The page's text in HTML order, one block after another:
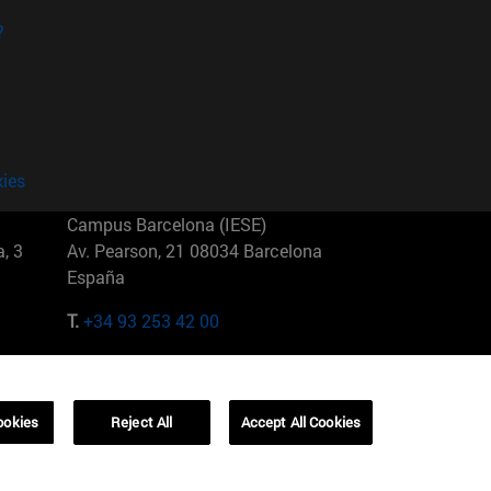
3
Campus Barcelona (IESE)
Av. Pearson, 21 08034 Barcelona
España
T.+34 93 253 42 00
01321001 Bela Vista Brasil
Reject All Accept All Cookies